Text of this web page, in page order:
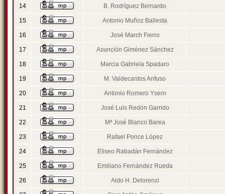
14 B. Rodríguez Bernardo
15 Antonio Muñoz Ballesta
16 José March Fierro
17 Asunción Giménez Sánchez
18 Marcia Gabriela Spadaro
19 M. Valdecantos Anfuso
20 Antonio Romero Ysern
21 José Luis Redón Garrido
22 Mª José Blanco Barea
23 Rafael Ponce López
24 Eliseo Rabadán Fernández
25 Emiliano Fernández Rueda
26 Aldo H. Delorenzi